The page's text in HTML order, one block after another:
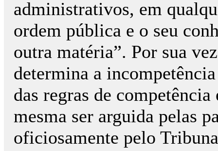
administrativos, em
ordem pública e o seu
outra matéria”. Por sua
determina a
das regras de
mesma ser arguida pelas
oficiosamente pelo